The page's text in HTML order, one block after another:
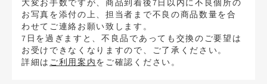
大変お手数ですが、商品到着後7日以内に不良個所の
お写真を添付の上、担当者まで不良の商品数量を合
わせてご連絡お願い致します。
7日を過ぎますと、不良品であっても交換のご要望は
お受けできなくなりますので、ご了承ください。
詳細は ご利用案内をご確認ください。